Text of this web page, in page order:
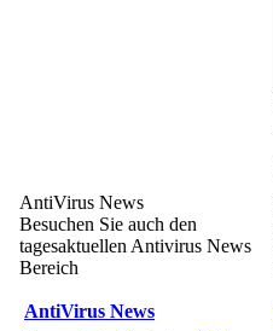
AntiVirus News
Besuchen Sie auch den
tagesaktuellen Antivirus News
Bereich
AntiVirus News